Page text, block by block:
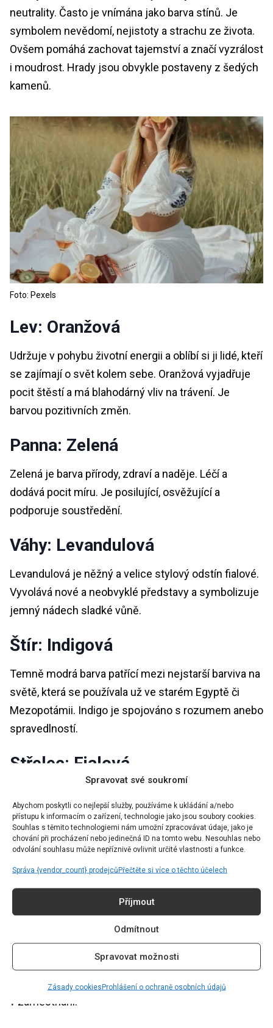
Spravovat své soukromí
Abychom poskytli co nejlepší služby, používáme k ukládání a/nebo
přístupu k informacím o zařízení, technologie jako jsou soubory cookies.
Souhlas s těmito technologiemi nám umožní zpracovávat údaje, jako je
chování při procházení nebo jedinečná ID na tomto webu. Nesouhlas nebo
odvolání souhlasu může nepříznivě ovlivnit určité vlastnosti a funkce.
Správa {vendor_count} prodejcůPřečtěte si více o těchto účelech
Příjmout
Odmítnout
Spravovat možnosti
Zásady cookiesProhlášení o ochraně osobních údajů
neutrality. Často je vnímána jako barva stínů. Je
symbolem nevědomí, nejistoty a strachu ze života.
Ovšem pomáhá zachovat tajemství a značí vyzrálost
i moudrost. Hrady jsou obvykle postaveny z šedých
kamenů.
Foto: Pexels
Lev: Oranžová
Udržuje v pohybu životní energii a oblíbí si ji lidé, kteří
se zajímají o svět kolem sebe. Oranžová vyjadřuje
pocit štěstí a má blahodárný vliv na trávení. Je
barvou pozitivních změn.
Panna: Zelená
Zelená je barva přírody, zdraví a naděje. Léčí a
dodává pocit míru. Je posilující, osvěžující a
podporuje soustředění.
Váhy: Levandulová
Levandulová je něžný a velice stylový odstín fialové.
Vyvolává nové a neobvyklé představy a symbolizuje
jemný nádech sladké vůně.
Štír: Indigová
Temně modrá barva patřící mezi nejstarší barviva na
světě, která se používala už ve starém Egyptě či
Mezopotámii. Indigo je spojováno s rozumem anebo
spravedlností.
Střelec: Fialová
dojmem, vyvolává spánek a čistí duši. Mají ji rádi
výjimeční lidé s uměleckými sklony. Fialová je
mystická barva, která je symbolem duchovna, magie
a meditace.
Kozoroh: Hnědá
Hnědá je nenápadná barva, která prozrazuje, že jde o
člověka milého a klidného. Používá se při rituálech
v souvislosti s napojením se na živel země a
zemské energie. Je barvou financí a úspěchu
v zaměstnání.